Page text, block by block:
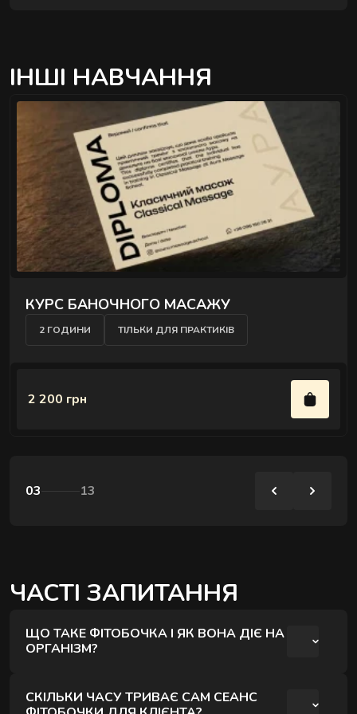
ІНШІ НАВЧАННЯ
КУРС БАНОЧНОГО МАСАЖУ
2 ГОДИНИ ТІЛЬКИ ДЛЯ ПРАКТИКІВ
2 200 грн
03 13
ЧАСТІ ЗАПИТАННЯ
ЩО ТАКЕ ФІТОБОЧКА І ЯК ВОНА ДІЄ НА
ОРГАНІЗМ?
якій людина знаходиться по шию, вдихаючи
СКІЛЬКИ ЧАСУ ТРИВАЄ САМ СЕАНС